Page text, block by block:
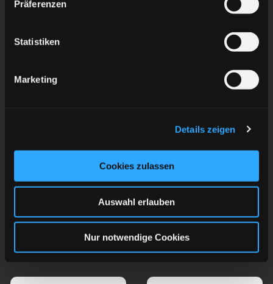
Präferenzen
Statistiken
Marketing
Details zeigen
Cookies zulassen
Auswahl erlauben
Nur notwendige Cookies